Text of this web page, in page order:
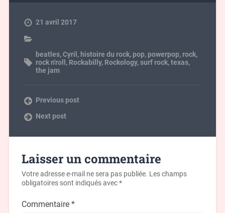
21 avril 2017
beatles,Cyril , histoire du rock, pop, powerpop, rock,
rock n'roll , Rockabilly, Rockology,surf rock,texas,
the jam
Previous post
Next post
Laisser un commentaire
Votre adresse e-mail ne sera pas publiée. Les champs
obligatoires sont indiqués avec*
Commentaire *